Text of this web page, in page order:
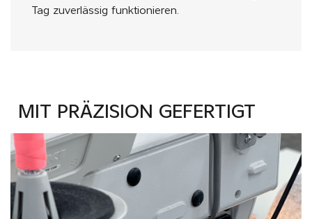
Tag zuverlässig funktionieren.
MIT PRÄZISION GEFERTIGT